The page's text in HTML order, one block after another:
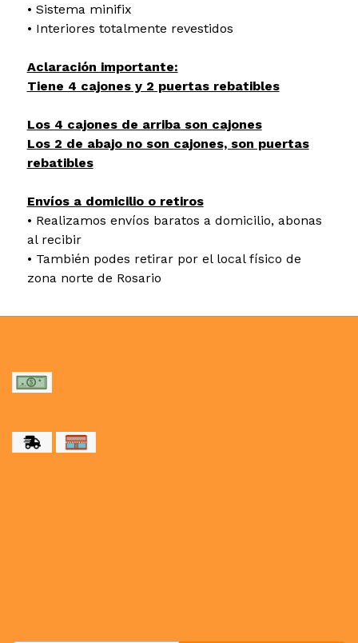
• Sistema minifix
• Interiores totalmente revestidos
Aclaración importante:
Tiene 4 cajones y 2 puertas rebatibles
Los 4 cajones de arriba son cajones
Los 2 de abajo no son cajones, son puertas
rebatibles
Envíos a domicilio o retiros
• Realizamos envíos baratos a domicilio, abonas
al recibir
• También podes retirar por el local físico de
zona norte de Rosario